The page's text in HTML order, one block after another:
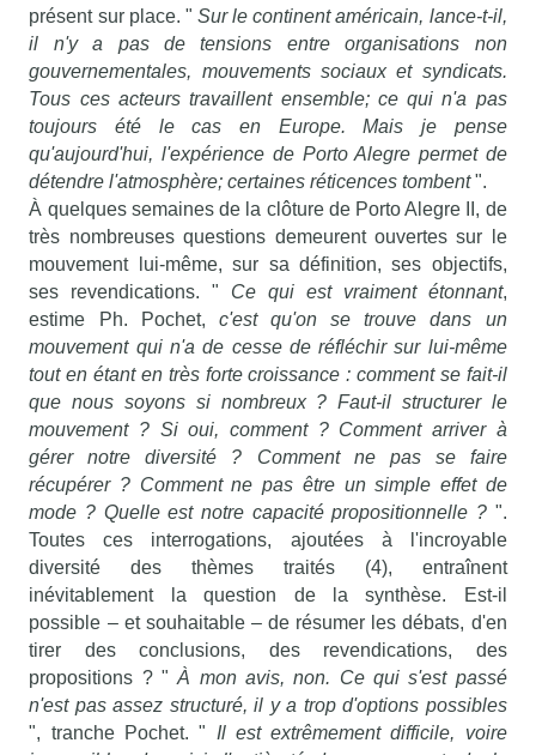
présent sur place. " Sur le continent américain, lance-t-il,
il n'y a pas de tensions entre organisations non
gouvernementales, mouvements sociaux et syndicats.
Tous ces acteurs travaillent ensemble; ce qui n'a pas
toujours été le cas en Europe. Mais je pense
qu'aujourd'hui, l'expérience de Porto Alegre permet de
détendre l'atmosphère; certaines réticences tombent".
À quelques semaines de la clôture de Porto Alegre II, de
très nombreuses questions demeurent ouvertes sur le
mouvement lui-même, sur sa définition, ses objectifs,
ses revendications. " Ce qui est vraiment étonnant,
estime Ph. Pochet, c'est qu'on se trouve dans un
mouvement qui n'a de cesse de réfléchir sur lui-même
tout en étant en très forte croissance : comment se fait-il
que nous soyons si nombreux ? Faut-il structurer le
mouvement ? Si oui, comment ? Comment arriver à
gérer notre diversité ? Comment ne pas se faire
récupérer ? Comment ne pas être un simple effet de
mode ? Quelle est notre capacité propositionnelle ? ".
Toutes ces interrogations, ajoutées à l'incroyable
diversité des thèmes traités (4), entraînent
inévitablement la question de la synthèse. Est-il
possible – et souhaitable – de résumer les débats, d'en
tirer des conclusions, des revendications, des
propositions ? " À mon avis, non. Ce qui s'est passé
n'est pas assez structuré, il y a trop d'options possibles
", tranche Pochet. " Il est extrêmement difficile, voire